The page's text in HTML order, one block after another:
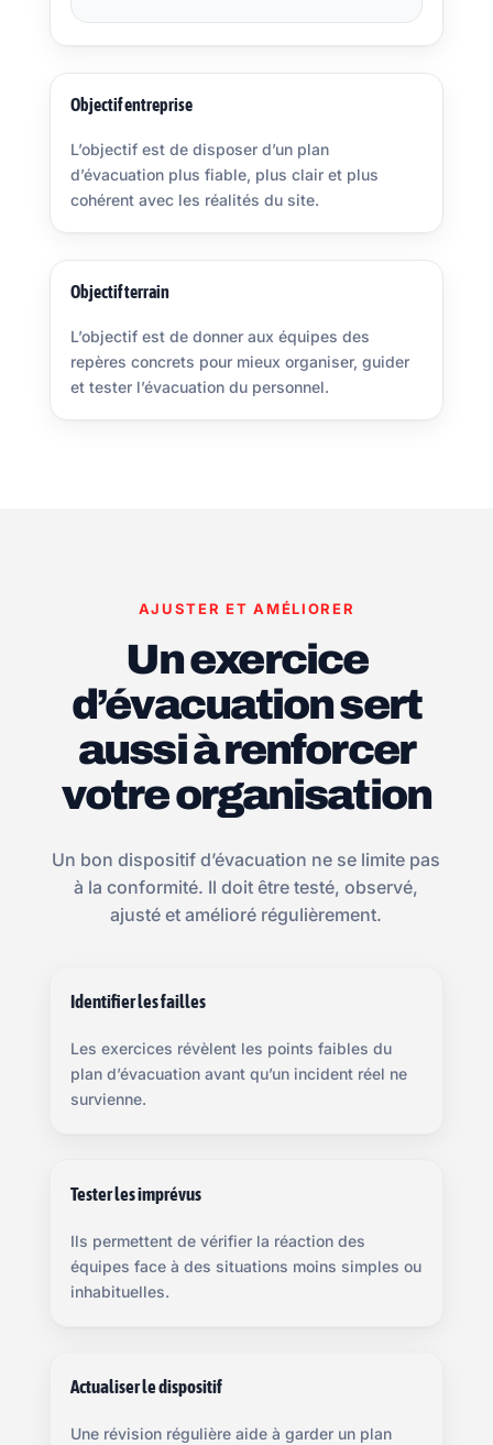
Objectif entreprise
L’objectif est de disposer d’un plan
d’évacuation plus fiable, plus clair et plus
cohérent avec les réalités du site.
Objectif terrain
L’objectif est de donner aux équipes des
repères concrets pour mieux organiser, guider
et tester l’évacuation du personnel.
AJUSTER ET AMÉLIORER
Un exercice
d’évacuation sert
aussi à renforcer
votre organisation
Un bon dispositif d’évacuation ne se limite pas
à la conformité. Il doit être testé, observé,
ajusté et amélioré régulièrement.
Identifier les failles
Les exercices révèlent les points faibles du
plan d’évacuation avant qu’un incident réel ne
survienne.
Tester les imprévus
Ils permettent de vérifier la réaction des
équipes face à des situations moins simples ou
inhabituelles.
Actualiser le dispositif
Une révision régulière aide à garder un plan